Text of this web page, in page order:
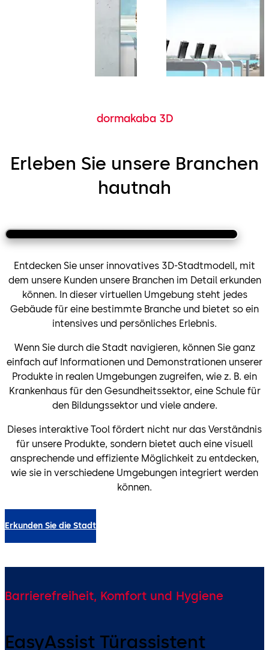
Flughafen
dormakaba 3D
Erleben Sie unsere Branchen
hautnah
Entdecken Sie unser innovatives 3D-Stadtmodell, mit
dem unsere Kunden unsere Branchen im Detail erkunden
können. In dieser virtuellen Umgebung steht jedes
Gebäude für eine bestimmte Branche und bietet so ein
intensives und persönliches Erlebnis.
Wenn Sie durch die Stadt navigieren, können Sie ganz
einfach auf Informationen und Demonstrationen unserer
Produkte in realen Umgebungen zugreifen, wie z. B. ein
Krankenhaus für den Gesundheitssektor, eine Schule für
den Bildungssektor und viele andere.
Dieses interaktive Tool fördert nicht nur das Verständnis
für unsere Produkte, sondern bietet auch eine visuell
ansprechende und effiziente Möglichkeit zu entdecken,
wie sie in verschiedene Umgebungen integriert werden
können.
Erkunden Sie die Stadt
Barrierefreiheit, Komfort und Hygiene
EasyAssist Türassistent